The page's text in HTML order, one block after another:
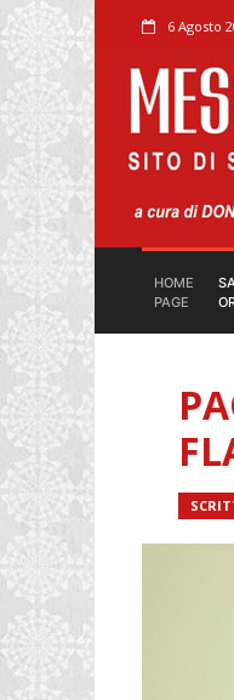
6 Agosto
HOME
PAGE